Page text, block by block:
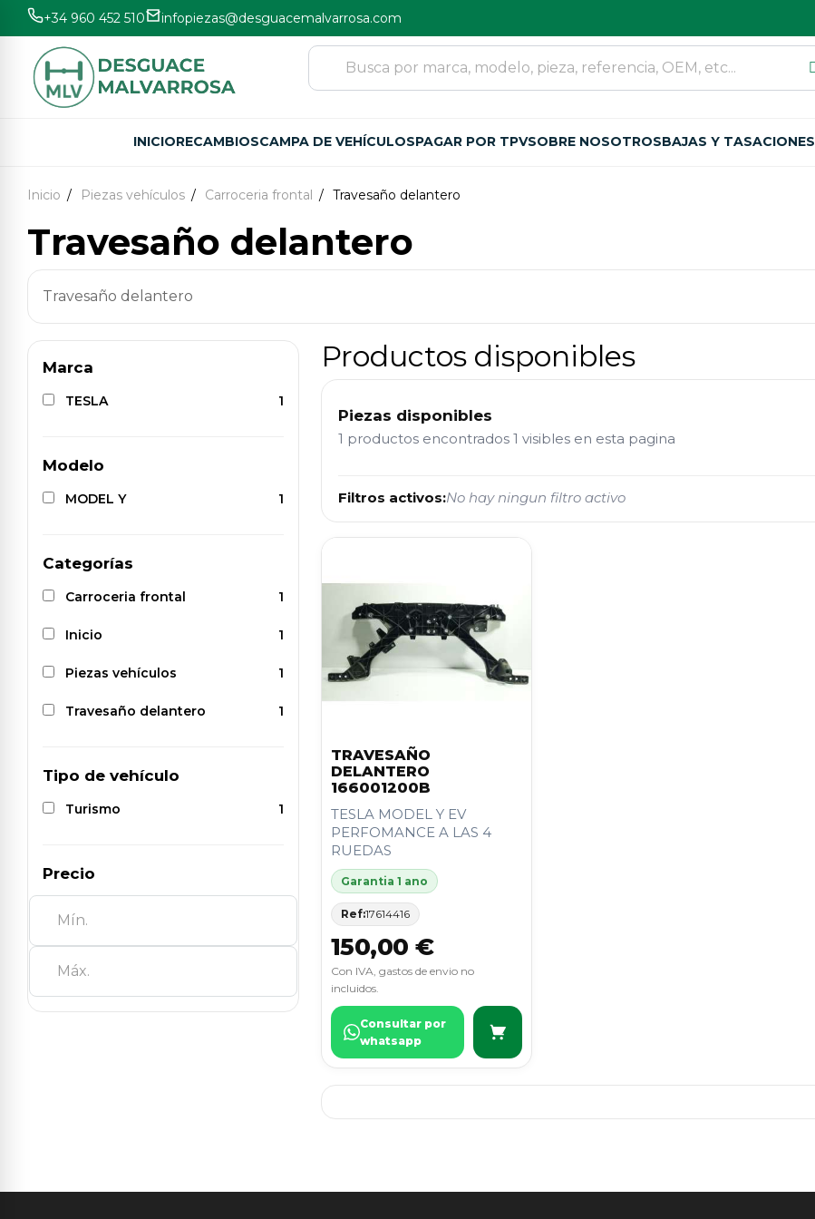
+34 960 452 510 infopiezas@desguacemalvarrosa.com
INICIORECAMBIOSCAMPA DE VEHÍCULOSPAGAR POR TPVSOBRE NOSOTROSBAJAS Y TASACIONES
Inicio Piezas vehículos Carroceria frontal Travesaño delantero
Travesaño delantero
Travesaño delantero
Marca
TESLA 1
Modelo
MODEL Y 1
Categorías
Carroceria frontal 1
Inicio 1
Piezas vehículos 1
Travesaño delantero 1
Tipo de vehículo
Turismo 1
Precio
Productos disponibles
Piezas disponibles
1 productos encontrados 1 visibles en esta pagina
Filtros activos:No hay ningun filtro activo
TRAVESAÑO
DELANTERO
166001200B
TESLA MODEL Y EV
PERFOMANCE A LAS 4
RUEDAS
Garantia 1 ano
Ref:17614416
150,00 €
Con IVA, gastos de envio no
incluidos.
Consultar por
whatsapp